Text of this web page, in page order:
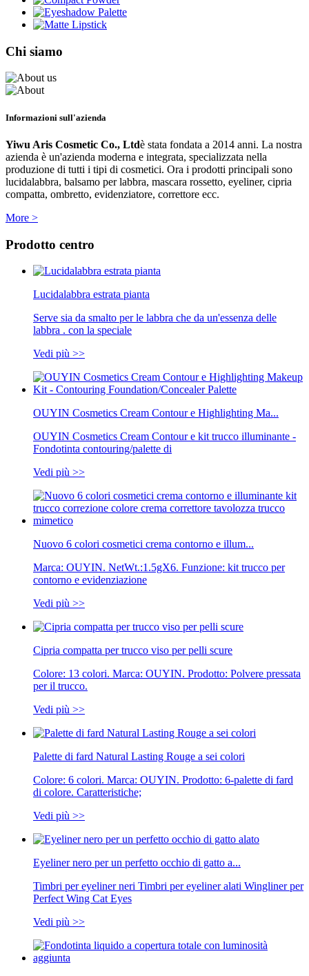
Chi siamo
Informazioni sull'azienda
Yiwu Aris Cosmetic Co., Ltdè stata fondata a 2014 anni. La nostra
azienda è un'azienda moderna e integrata, specializzata nella
produzione di tutti i tipi di cosmetici. Ora i prodotti principali sono
lucidalabbra, balsamo per labbra, mascara rossetto, eyeliner, cipria
compatta, ombretto, evidenziatore, correttore ecc.
More >
Prodotto centro
Lucidalabbra estrata pianta
Serve sia da smalto per le labbra che da un'essenza delle
labbra . con la speciale
Vedi più >>
OUYIN Cosmetics Cream Contour e Highlighting Ma...
OUYIN Cosmetics Cream Contour e kit trucco illuminante -
Fondotinta contouring/palette di
Vedi più >>
Nuovo 6 colori cosmetici crema contorno e illum...
Marca: OUYIN. NetWt.:1.5gX6. Funzione: kit trucco per
contorno e evidenziazione
Vedi più >>
Cipria compatta per trucco viso per pelli scure
Colore: 13 colori. Marca: OUYIN. Prodotto: Polvere pressata
per il trucco.
Vedi più >>
Palette di fard Natural Lasting Rouge a sei colori
Colore: 6 colori. Marca: OUYIN. Prodotto: 6-palette di fard
di colore. Caratteristiche;
Vedi più >>
Eyeliner nero per un perfetto occhio di gatto a...
Timbri per eyeliner neri Timbri per eyeliner alati Wingliner per
Perfect Wing Cat Eyes
Vedi più >>